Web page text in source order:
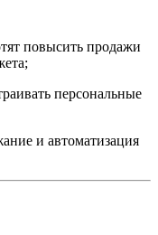
повысить продажи
персональные
и автоматизация